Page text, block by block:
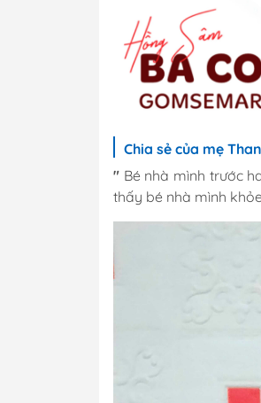
Chia sẻ của mẹ
" Bé nhà mình trước
thấy bé nhà mình